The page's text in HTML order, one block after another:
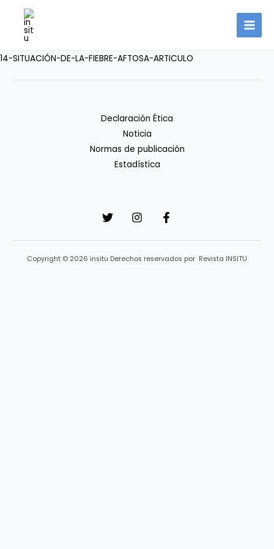
contenido
14-SITUACIÓN-DE-LA-FIEBRE-AFTOSA-ARTICULO
Declaración Ética
Noticia
Normas de publicación
Estadística
Copyright © 2026 insitu Derechos reservados por Revista INSITU